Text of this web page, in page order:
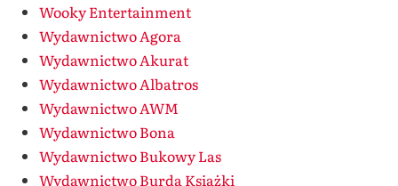
Wooky Entertainment
Wydawnictwo Agora
Wydawnictwo Akurat
Wydawnictwo Albatros
Wydawnictwo AWM
Wydawnictwo Bona
Wydawnictwo Bukowy Las
Wydawnictwo Burda Książki